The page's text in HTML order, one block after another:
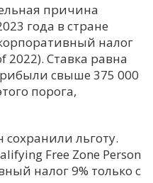
причина
года в стране
налог
2022). Ставка равна
свыше 375 000
порога,
льготу.
Free Zone Person
налог 9% только с